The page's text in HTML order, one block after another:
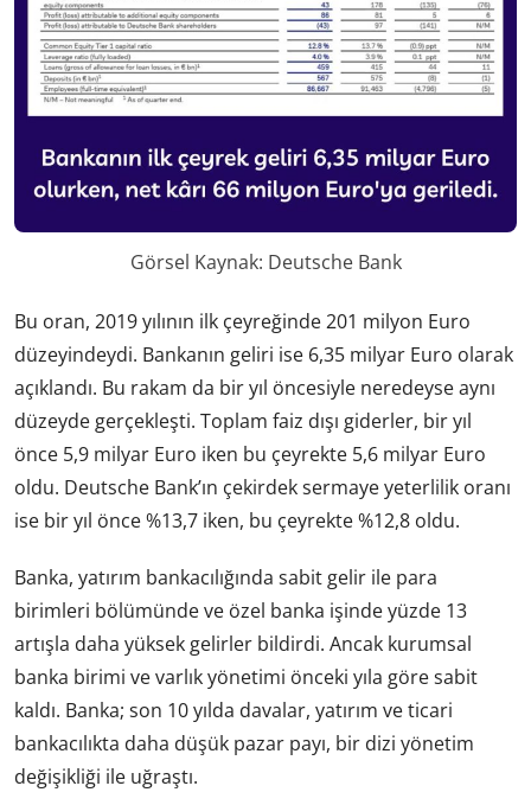
Görsel Kaynak: Deutsche Bank
Bu oran, 2019 yılının ilk çeyreğinde 201 milyon Euro
düzeyindeydi. Bankanın geliri ise 6,35 milyar Euro olarak
açıklandı. Bu rakam da bir yıl öncesiyle neredeyse aynı
düzeyde gerçekleşti. Toplam faiz dışı giderler, bir yıl
önce 5,9 milyar Euro iken bu çeyrekte 5,6 milyar Euro
oldu. Deutsche Bank’ın çekirdek sermaye yeterlilik oranı
ise bir yıl önce %13,7 iken, bu çeyrekte %12,8 oldu.
Banka, yatırım bankacılığında sabit gelir ile para
birimleri bölümünde ve özel banka işinde yüzde 13
artışla daha yüksek gelirler bildirdi. Ancak kurumsal
banka birimi ve varlık yönetimi önceki yıla göre sabit
kaldı. Banka; son 10 yılda davalar, yatırım ve ticari
bankacılıkta daha düşük pazar payı, bir dizi yönetim
değişikliği ile uğraştı.